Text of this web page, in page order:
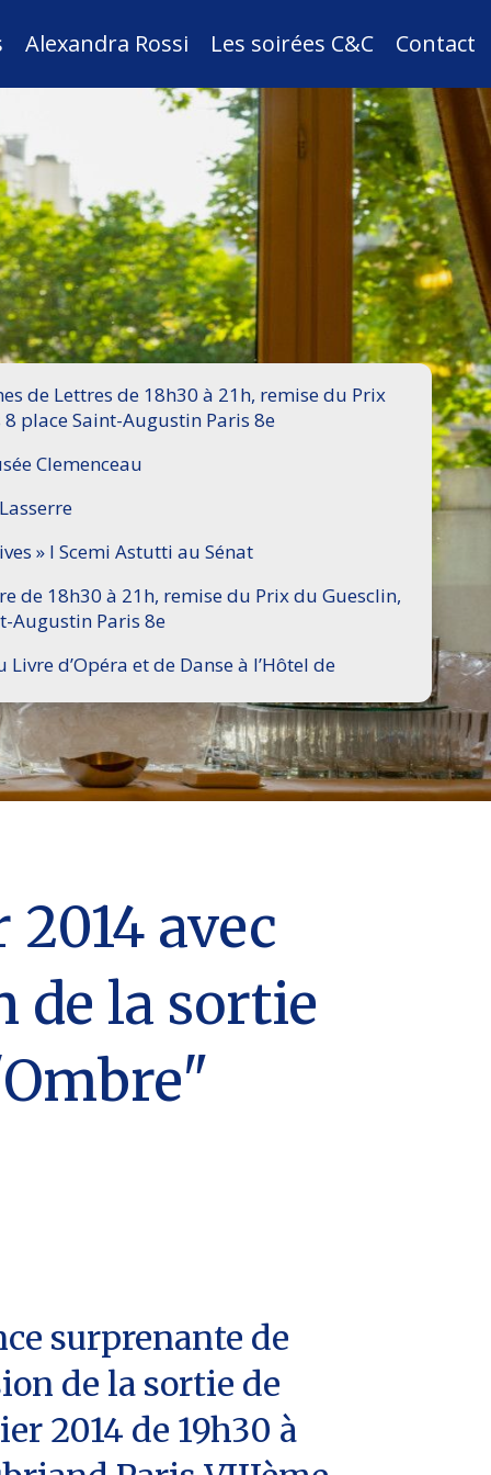
Alexandra Rossi Les soirées C&C Contact
de Lettres de 18h30 à 21h, remise du Prix
place Saint-Augustin Paris 8e
Clemenceau
» I Scemi Astutti au Sénat
de 18h30 à 21h, remise du Prix du Guesclin,
Augustin Paris 8e
d’Opéra et de Danse à l’Hôtel de
avec
de la sortie
surprenante de
de la sortie de
2014 de 19h30 à